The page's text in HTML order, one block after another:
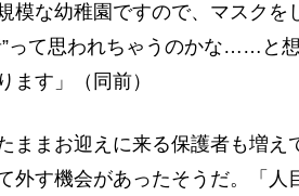
模な幼稚園ですので、マスクを
”って思われちゃうのかな……と
ます」（同前）
まお迎えに来る保護者も増え
外す機会があったそうだ。「人